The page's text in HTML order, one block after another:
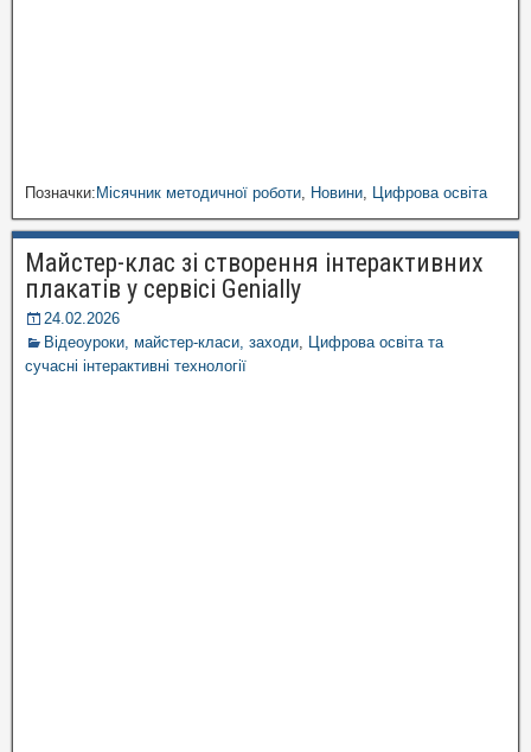
Позначки:Місячник методичної роботи Новини Цифрова освіта
Майстер-клас зі створення інтерактивних
плакатів у сервісі Genially
24.02.2026
Відеоуроки, майстер-класи, заходи Цифрова освіта та
сучасні інтерактивні технології